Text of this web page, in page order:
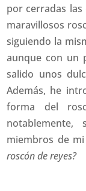
por cerradas
maravillosos
siguiendo la
aunque con un
salido unos
Además, he
forma del
miembros de
roscón de reyes?